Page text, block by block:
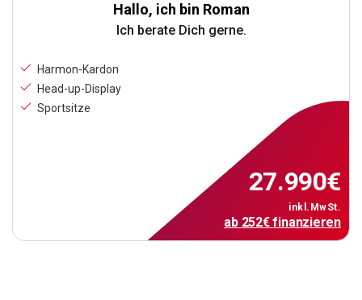
Hallo, ich bin Roman
Ich berate Dich gerne.
Harmon-Kardon
Head-up-Display
Sportsitze
27.990€
inkl.MwSt.
ab 252€finanzieren